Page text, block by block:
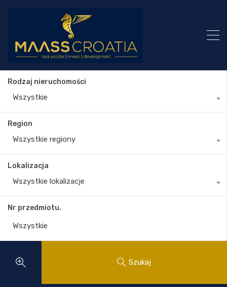
Rodzaj nieruchomości
Wszystkie
Region
Wszystkie regiony
Lokalizacja
Wszystkie lokalizacje
Nr przedmiotu.
Szukaj